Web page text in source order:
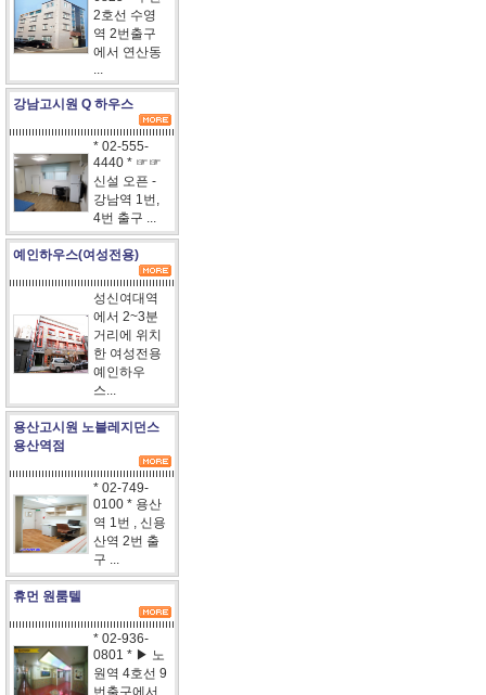
2호선 수영
역 2번출구
에서 연산동
...
강남고시원 Q 하우스
* 02-555-
4440 * ☞☞
신설 오픈 -
강남역 1번,
4번 출구 ...
예인하우스(여성전용)
성신여대역
에서 2~3분
거리에 위치
한 여성전용
예인하우
스...
용산고시원 노블레지던스
용산역점
* 02-749-
0100 * 용산
역 1번 , 신용
산역 2번 출
구 ...
휴먼 원룸텔
* 02-936-
0801 * ▶ 노
원역 4호선 9
번출구에서